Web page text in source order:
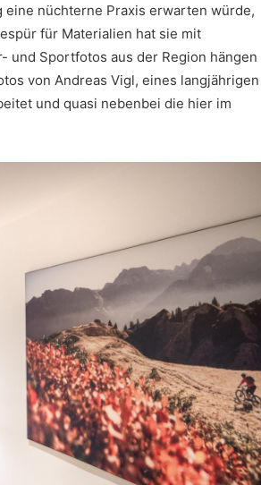
nüchterne Praxis erwarten würde,
für Materialien hat sie mit
und Sportfotos aus der Region hängen
von Andreas Vigl, eines langjährigen
und quasi nebenbei die hier im